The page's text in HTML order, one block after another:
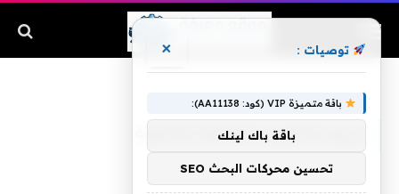
رجيم الشوربه الحارقه الاصليه
توصيات : ×
باقة متميزة VIP (كود: AA11138):
باقة باك لينك
تحسين محركات البحث SEO